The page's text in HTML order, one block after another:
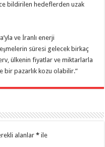
bildirilen hedeflerden uzak
ve İranlı enerji
süresi gelecek birkaç
ülkenin fiyatlar ve miktarlarla
bir pazarlık kozu olabilir.”
alanlar* ile